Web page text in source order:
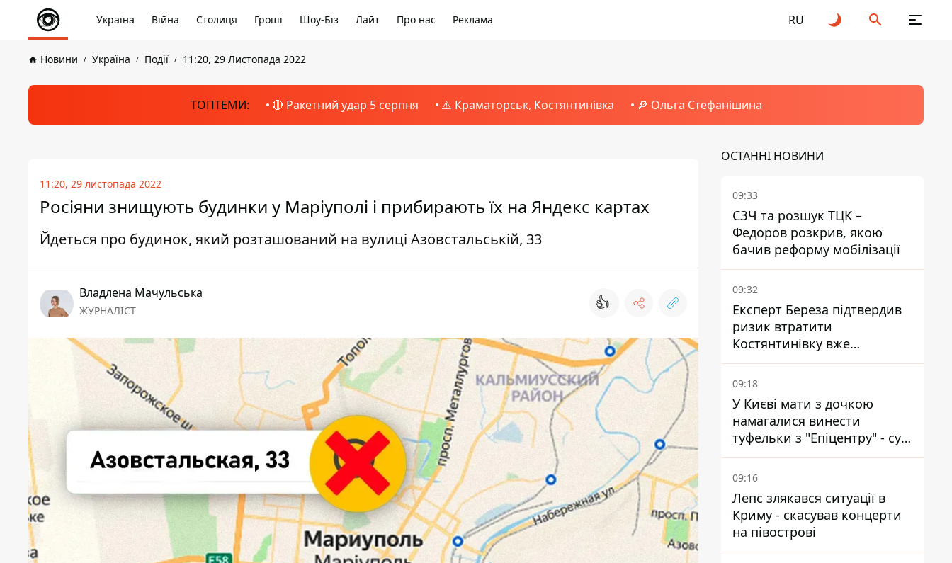
Україна Війна Столиця Гроші Шоу-Біз Лайт Про нас Реклама RU
Новини Україна Події 11:20, 29 Листопада 2022
ТОПТЕМИ: 🔴 Ракетний удар 5 серпня ⚠️ Краматорськ, Костянтинівка 🔎 Ольга Стефанішина
11:20, 29 листопада 2022
Росіяни знищують будинки у Маріуполі і прибирають їх на Яндекс картах
Йдеться про будинок, який розташований на вулиці Азовстальській, 33
Владлена Мачульська
ЖУРНАЛІСТ 👍
ОСТАННІ НОВИНИ
09:33
СЗЧ та розшук ТЦК –
Федоров розкрив, якою
бачив реформу мобілізації
09:32
Експерт Береза підтвердив
ризик втратити
Костянтинівку вже
найближчими місяцями
09:18
У Києві мати з дочкою
намагалися винести
туфельки з "Епіцентру" - суд
виніс вирок
09:16
Лепс злякався ситуації в
Криму - скасував концерти
на півострові